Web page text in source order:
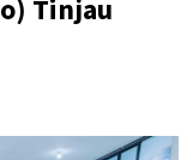
Tinjau